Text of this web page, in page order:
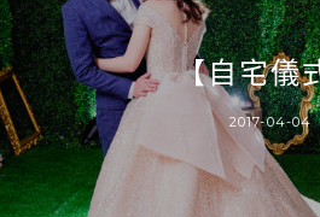
【自宅儀
2017-04-04